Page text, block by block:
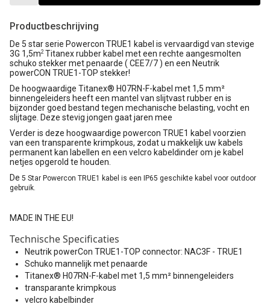
Productbeschrijving
De 5 star serie Powercon TRUE1 kabel is vervaardigd van stevige
3G 1,5m2 Titanex rubber kabel met een rechte aangesmolten
schuko stekker met penaarde ( CEE7/7 ) en een Neutrik
powerCON TRUE1-TOP stekker!
De hoogwaardige Titanex® H07RN-F-kabel met 1,5 mm²
binnengeleiders heeft een mantel van slijtvast rubber en is
bijzonder goed bestand tegen mechanische belasting, vocht en
slijtage. Deze stevig jongen gaat jaren mee
Verder is deze hoogwaardige powercon TRUE1 kabel voorzien
van een transparente krimpkous, zodat u makkelijk uw kabels
permanent kan labellen en een velcro kabeldinder om je kabel
netjes opgerold te houden.
De 5 Star Powercon TRUE1 kabel is een IP65 geschikte kabel voor outdoor
gebruik.
MADE IN THE EU!
Technische Specificaties
Neutrik powerCon TRUE1-TOP connector: NAC3F - TRUE1
Schuko mannelijk met penaarde
Titanex® H07RN-F-kabel met 1,5 mm² binnengeleiders
transparante krimpkous
velcro kabelbinder